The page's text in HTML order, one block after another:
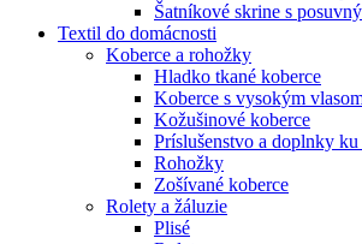
Šatníkové skrine s
Textil do domácnosti
Koberce a rohožky
Hladko tkané koberce
Koberce s vysokým
Kožušinové koberce
Príslušenstvo a doplnky
Rohožky
Zošívané koberce
Rolety a žáluzie
Plisé